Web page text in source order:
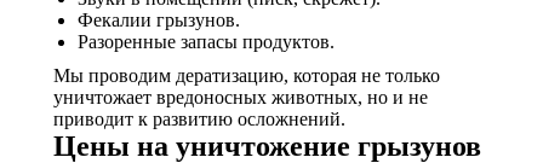
Фекалии грызунов.
Разоренные запасы продуктов.
Мы проводим дератизацию, которая не только
уничтожает вредоносных животных, но и не
приводит к развитию осложнений.
Цены на уничтожение грызунов